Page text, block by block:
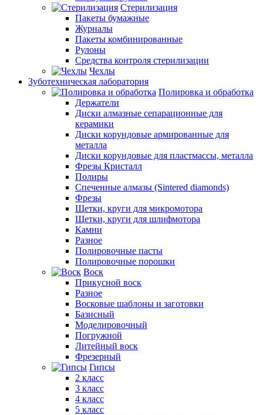
Стерилизация
Пакеты бумажные
Журналы
Пакеты комбинированные
Рулоны
Средства контроля стерилизации
Чехлы
Зуботехническая лаборатория
Полировка и обработка
Держатели
Диски алмазные сепарационные для
керамики
Диски корундовые армированные для
металла
Диски корундовые для пластмассы, металла
Фрезы Кристалл
Полиры
Спеченные алмазы (Sintered diamonds)
Фрезы
Щетки, круги для микромотора
Щетки, круги для шлифмотора
Камни
Разное
Полировочные пасты
Полировочные порошки
Воск
Прикусной воск
Разное
Восковые шаблоны и заготовки
Базисный
Моделировочный
Погружной
Литейный воск
Фрезерный
Гипсы
2 класс
3 класс
4 класс
5 класс